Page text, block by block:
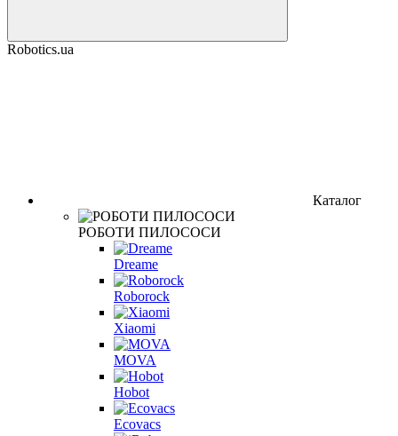
Robotics.ua
Каталог
РОБОТИ ПИЛОСОСИ
Dreame
Roborock
Xiaomi
MOVA
Hobot
Ecovacs